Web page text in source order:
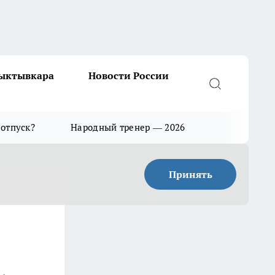
Новости России
Народный тренер — 2026
Принять